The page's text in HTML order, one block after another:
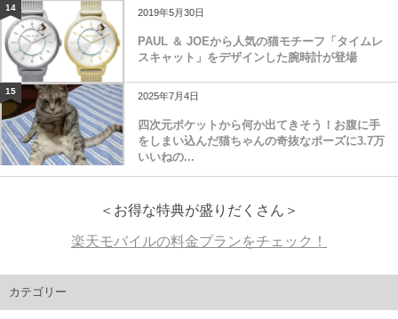
14 2019年5月30日
PAUL ＆ JOEから人気の猫モチーフ「タイムレ
スキャット」をデザインした腕時計が登場
15 2025年7月4日
四次元ポケットから何か出てきそう！お腹に手
をしまい込んだ猫ちゃんの奇抜なポーズに3.7万
いいねの...
＜お得な特典が盛りだくさん＞
楽天モバイルの料金プランをチェック！
カテゴリー